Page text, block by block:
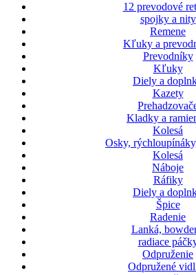
12 prevodové
spojky a nity
Remene
Kľuky a
Prevodníky
Kľuky
Diely a
Kazety
Kladky a
Kolesá
Osky,
Kolesá
Náboje
Ráfiky
Diely a
Špice
Radenie
Lanká,
radiace
Odpruženie
Odpružené